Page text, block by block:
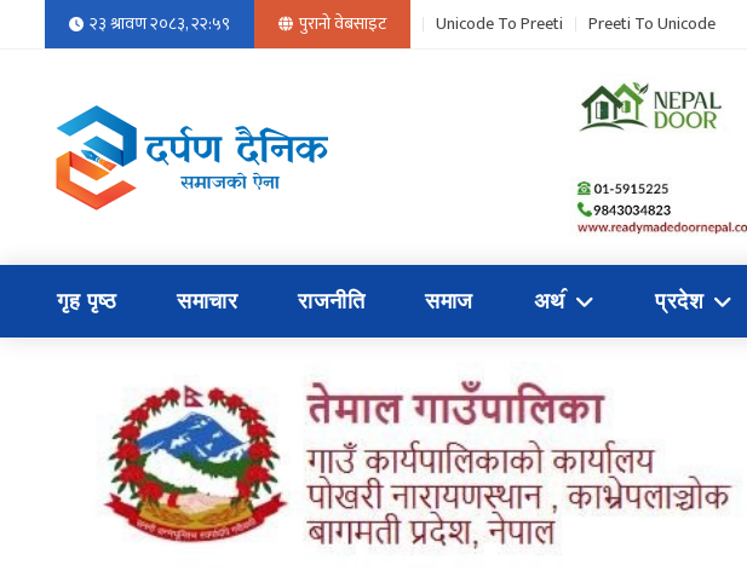
२३ श्रावण २०८३, २२:५९ पुरानो वेबसाइट Unicode To Preeti Preeti To Unicode
गृह पृष्ठ समाचार राजनीति समाज अथ॔ प्रदेश